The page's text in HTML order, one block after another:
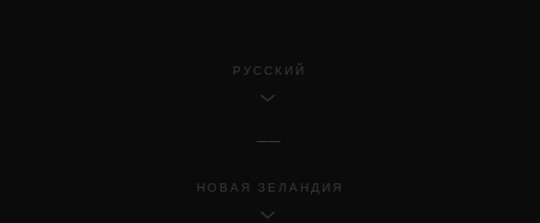
РУССКИЙ
НОВАЯ ЗЕЛАНДИЯ